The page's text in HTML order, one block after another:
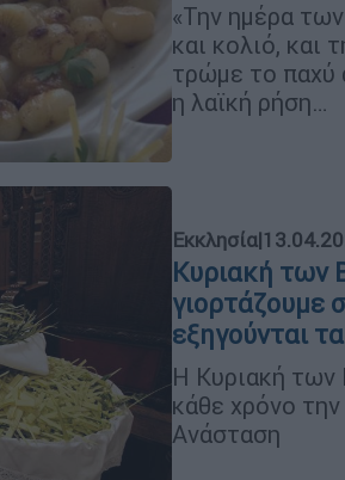
«Την ημέρα
και κολιό, και
τρώμε το παχύ
η λαϊκή ρήση…
Εκκλησία|
Κυριακή των
γιορτάζουμε
εξηγούνται
H Κυριακή των
κάθε χρόνο
Ανάσταση